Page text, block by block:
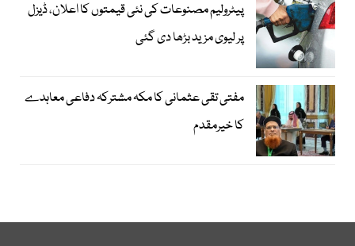
پیٹرولیم مصنوعات کی نئی قیمتوں کا اعلان، ڈیزل
پر لیوی مزید بڑھا دی گئی
مفتی تقی عثمانی کا مکہ مشترکہ دفاعی معاہدے
کا خیرمقدم